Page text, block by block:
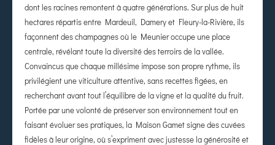
dont les racines remontent à quatre générations. Sur plus de huit
hectares répartis entre Mardeuil, Damery et Fleury-la-Rivière, ils
façonnent des champagnes où le Meunier occupe une place
centrale, révélant toute la diversité des terroirs de la vallée.
Convaincus que chaque millésime impose son propre rythme, ils
privilégient une viticulture attentive, sans recettes figées, en
recherchant avant tout l’équilibre de la vigne et la qualité du fruit.
Portée par une volonté de préserver son environnement tout en
faisant évoluer ses pratiques, la Maison Gamet signe des cuvées
fidèles à leur origine, où s’expriment avec justesse la générosité et